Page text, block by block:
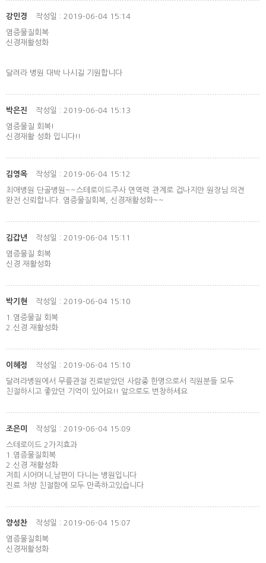
강민경 작성일 : 2019-06-04 15:14
염증물질회복
신경재활성화
달려라 병원 대박 나시길 기원합니다
박은진 작성일 : 2019-06-04 15:13
염증물질 회복!
신경재활 성화 입니다!!
김영옥 작성일 : 2019-06-04 15:12
최애병원 단골병원~~스테로이드주사 면역력 관계로 겁나지만 원장님 의견
완전 신뢰합니다. 염증물질회복, 신경재활성화~~
김갑년 작성일 : 2019-06-04 15:11
염증물질 회복
신경 재활성화
박기현 작성일 : 2019-06-04 15:10
1.염증물질 회복
2.신경 재활성화
이혜정 작성일 : 2019-06-04 15:10
달려라병원에서 무릎관절 진료받았던 사람중 한명으로서 직원분들 모두
친절하시고 좋았던 기억이 있어요!! 앞으로도 번창하세요
조은미 작성일 : 2019-06-04 15:09
스테로이드 2가지효과
1.염증물질회복
2.신경 재활성화
저희 시어머니,남편이 다니는 병원입니다
진료 처방 친절함에 모두 만족하고있습니다
양성찬 작성일 : 2019-06-04 15:07
염증물질회복
신경재활성화